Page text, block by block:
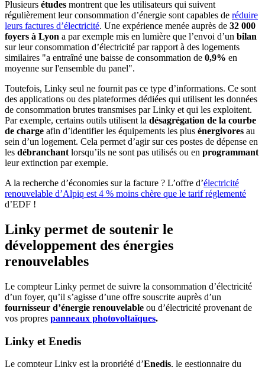
Plusieurs études montrent que les utilisateurs qui suivent
régulièrement leur consommation d’énergie sont capables de réduire
leurs factures d’électricité. Une expérience menée auprès de 32 000
foyers à Lyon a par exemple mis en lumière que l’envoi d’un bilan
sur leur consommation d’électricité par rapport à des logements
similaires "a entraîné une baisse de consommation de 0,9% en
moyenne sur l'ensemble du panel".
Toutefois, Linky seul ne fournit pas ce type d’informations. Ce sont
des applications ou des plateformes dédiées qui utilisent les données
de consommation brutes transmises par Linky et qui les exploitent.
Par exemple, certains outils utilisent la désagrégation de la courbe
de charge afin d’identifier les équipements les plus énergivores au
sein d’un logement. Cela permet d’agir sur ces postes de dépense en
les débranchant lorsqu’ils ne sont pas utilisés ou en programmant
leur extinction par exemple.
A la recherche d’économies sur la facture ? L’offre d’électricité
renouvelable d’Alpiq est 4 % moins chère que le tarif réglementé
d’EDF !
Linky permet de soutenir le
développement des énergies
renouvelables
Le compteur Linky permet de suivre la consommation d’électricité
d’un foyer, qu’il s’agisse d’une offre souscrite auprès d’un
fournisseur d’énergie renouvelable ou d’électricité provenant de
vos propres panneaux photovoltaïques.
Linky et Enedis
Le compteur Linky est la propriété d’Enedis, le gestionnaire du